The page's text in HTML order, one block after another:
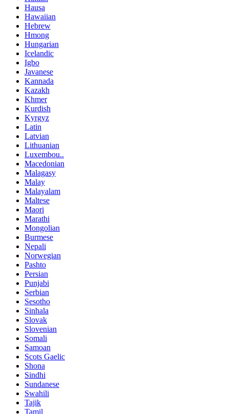
Hausa
Hawaiian
Hebrew
Hmong
Hungarian
Icelandic
Igbo
Javanese
Kannada
Kazakh
Khmer
Kurdish
Kyrgyz
Latin
Latvian
Lithuanian
Luxembou..
Macedonian
Malagasy
Malay
Malayalam
Maltese
Maori
Marathi
Mongolian
Burmese
Nepali
Norwegian
Pashto
Persian
Punjabi
Serbian
Sesotho
Sinhala
Slovak
Slovenian
Somali
Samoan
Scots Gaelic
Shona
Sindhi
Sundanese
Swahili
Tajik
Tamil